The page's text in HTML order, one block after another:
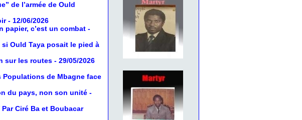
de l’armée de Ould
- 12/06/2026
papier, c’est un combat -
Ould Taya posait le pied à
sur les routes - 29/05/2026
de Mbagne face
du pays, non son unité -
Ciré Ba et Boubacar